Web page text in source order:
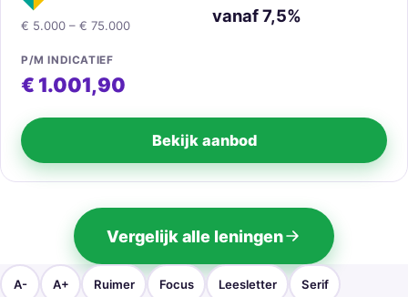
€ 5.000 – € 75.000
vanaf 7,5%
P/M INDICATIEF
€ 1.001,90
Bekijk aanbod
Vergelijk alle leningen
A- A+ Ruimer Focus Leesletter Serif